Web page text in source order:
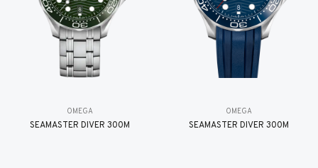
OMEGA
SEAMASTER DIVER 300M
OMEGA
SEAMASTER DIVER 300M